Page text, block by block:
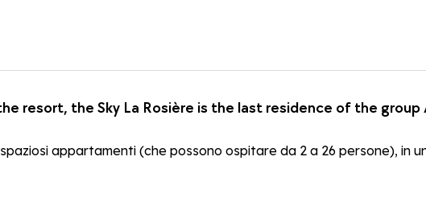
resort, the Sky La Rosière is the last residence of the group
appartamenti (che possono ospitare da 2 a 26 persone), in